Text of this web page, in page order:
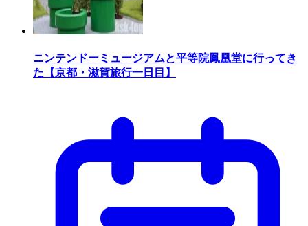
ニンテンドーミュージアムと平等院鳳凰堂に行ってき
た【京都・滋賀旅行一日目】